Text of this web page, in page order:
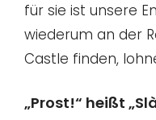
für sie ist unsere
wiederum an der
Castle finden,
„Prost!“ heißt